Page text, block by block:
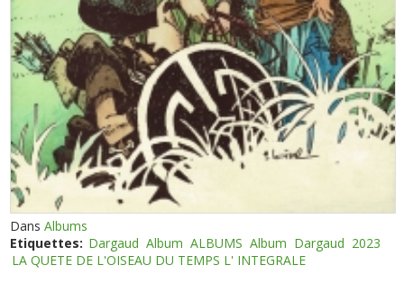
DansAlbums
Etiquettes: Dargaud Album ALBUMS Album Dargaud 2023
LA QUETE DE L'OISEAU DU TEMPS L' INTEGRALE